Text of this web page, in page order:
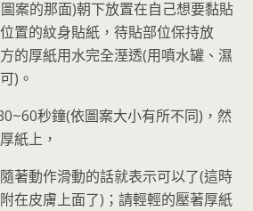
案的那面)朝下放置在自己想要黏貼
置的紋身貼紙，待貼部位保持放
的厚紙用水完全溼透(用噴水罐、濕
)。
秒鐘(依圖案大小有所不同)，然
紙上，
著動作滑動的話就表示可以了(這時
在皮膚上面了)；請輕輕的壓著厚紙